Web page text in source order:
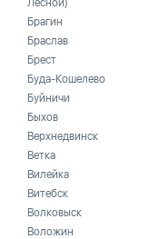
Лесной)
Брагин
Браслав
Брест
Буда-Кошелево
Буйничи
Быхов
Верхнедвинск
Ветка
Вилейка
Витебск
Волковыск
Воложин